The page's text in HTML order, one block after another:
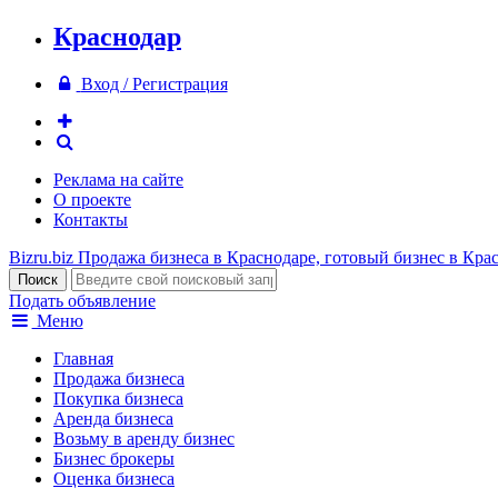
Краснодар
Вход / Регистрация
Реклама на сайте
О проекте
Контакты
Bizru.biz Продажа бизнеса в Краснодаре, готовый бизнес в
Подать объявление
Меню
Главная
Продажа бизнеса
Покупка бизнеса
Аренда бизнеса
Возьму в аренду бизнес
Бизнес брокеры
Оценка бизнеса